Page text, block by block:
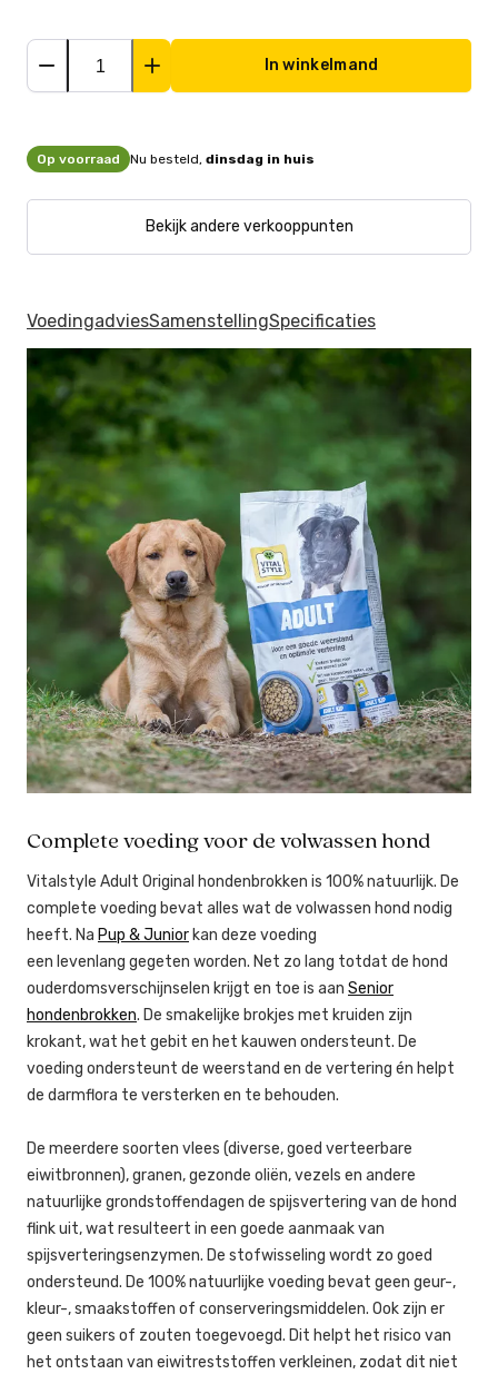
In winkelmand
Op voorraad Nu besteld, dinsdag in huis
Bekijk andere verkooppunten
VoedingadviesSamenstellingSpecificaties
Complete voeding voor de volwassen hond​
Vitalstyle Adult Original hondenbrokken is 100% natuurlijk. De
complete voeding bevat alles wat de volwassen hond nodig
heeft. Na Pup & Junior kan deze voeding
een levenlang gegeten worden. Net zo lang totdat de hond
ouderdomsverschijnselen krijgt en toe is aan Senior
hondenbrokken. De smakelijke brokjes met kruiden zijn
krokant, wat het gebit en het kauwen ondersteunt. De
voeding ondersteunt de weerstand en de vertering én helpt
de darmflora te versterken en te behouden.
De meerdere soorten vlees (diverse, goed verteerbare
eiwitbronnen), granen, gezonde oliën, vezels en andere
natuurlijke grondstoffendagen de spijsvertering van de hond
flink uit, wat resulteert in een goede aanmaak van
spijsverteringsenzymen. De stofwisseling wordt zo goed
ondersteund. De 100% natuurlijke voeding bevat geen geur-,
kleur-, smaakstoffen of conserveringsmiddelen. Ook zijn er
geen suikers of zouten toegevoegd. Dit helpt het risico van
het ontstaan van eiwitreststoffen verkleinen, zodat dit niet